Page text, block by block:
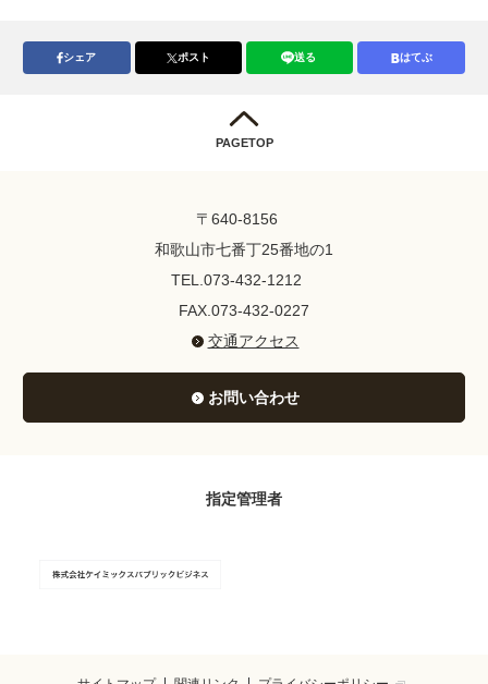
シェア ポスト 送る はてぶ
PAGETOP
〒640-8156
和歌山市七番丁25番地の1
TEL.073-432-1212
FAX.073-432-0227
交通アクセス
お問い合わせ
指定管理者